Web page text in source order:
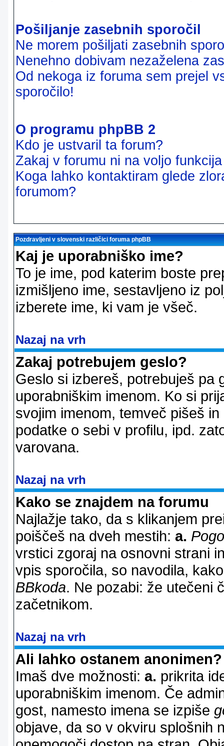
Pošiljanje zasebnih sporočil
Ne morem pošiljati zasebnih
Nenehno dobivam nezaželena
Od nekoga iz foruma sem prejel
sporočilo!
O programu phpBB 2
Kdo je ustvaril ta forum?
Zakaj v forumu ni na voljo
Koga lahko kontaktiram glede
forumom?
Pozdravljeni v slovenski različici foruma phpBB
Kaj je uporabniško ime?
To je ime, pod katerim boste
izmišljeno ime, sestavljeno iz
izberete ime, ki vam je všeč.
Nazaj na vrh
Zakaj potrebujem geslo?
Geslo si izbereš, potrebuješ pa
uporabniškim imenom. Ko si
svojim imenom, temveč pišeš
podatke o sebi v profilu, ipd.
varovana.
Nazaj na vrh
Kako se znajdem na forumu
Najlažje tako, da s klikanjem
poiščeš na dveh mestih: a.
vrstici zgoraj na osnovni strani
vpis sporočila, so navodila,
BBkoda. Ne pozabi: že utečeni
začetnikom.
Nazaj na vrh
Ali lahko ostanem anonimen?
Imaš dve možnosti: a. prikrita
uporabniškim imenom. Če
gost, namesto imena se izpiše
objave, da so v okviru splošnih